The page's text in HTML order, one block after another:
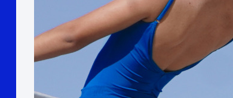
Turismoa